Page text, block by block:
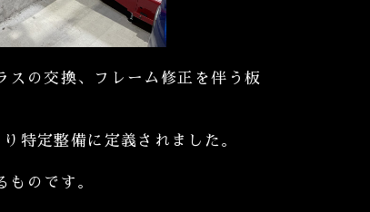
スの交換、フレーム修正を伴う板
特定整備に定義されました。
ものです 。